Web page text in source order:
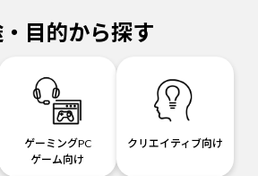
目的から探す
ゲーミングPC
ゲーム向け
クリエイティブ向け